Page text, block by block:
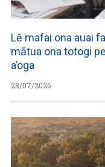
Lē mafai ona auai
mātua ona totogi
a’oga
28/07/2026